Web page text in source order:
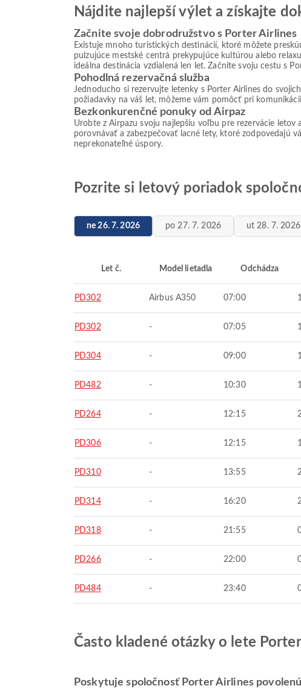
Nájdite najlepší výlet a získajte
Začnite svoje dobrodružstvo s Porter Airlines
Existuje mnoho turistických destinácií, ktoré môžete
pulzujúce mestské centrá prekypujúce kultúrou alebo
ideálna destinácia vzdialená len let. Začnite svoju cestu s
Pohodlná rezervačná služba
Jednoducho si rezervujte letenky s Porter Airlines do
požiadavky na váš let, môžeme vám pomôcť pri
Bezkonkurenčné ponuky od Airpaz
Urobte z Airpazu svoju najlepšiu voľbu pre rezervácie
porovnávať a zabezpečovať lacné lety, ktoré zodpovedajú
neprekonateľné úspory.
Pozrite si letový poriadok
ne 26. 7. 2026 po 27. 7. 2026 ut 28. 7. 2026
Let č. Model lietadla Odchádza
PD302 Airbus A350 07:00
PD302 - 07:05
PD304 - 09:00
PD482 - 10:30
PD264 - 12:15
PD306 - 12:15
PD310 - 13:55
PD314 - 16:20
PD318 - 21:55
PD266 - 22:00
PD484 - 23:40
Často kladené otázky o lete
Poskytuje spoločnosť Porter Airlines